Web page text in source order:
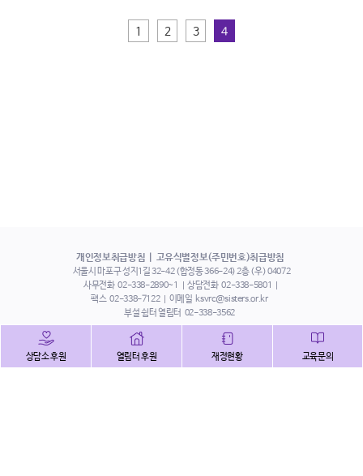
1 2 3 4
개인정보취급방침 고유식별정보(주민번호)취급방침
서울시 마포구 성지1길 32-42 (합정동 366-24) 2층 (우) 04072
사무전화 02-338-2890~1 상담전화 02-338-5801
팩스 02-338-7122 이메일 ksvrc@sisters.or.kr
부설 쉼터 열림터 02-338-3562
상담소 후원 열림터 후원 재정현황 교육문의